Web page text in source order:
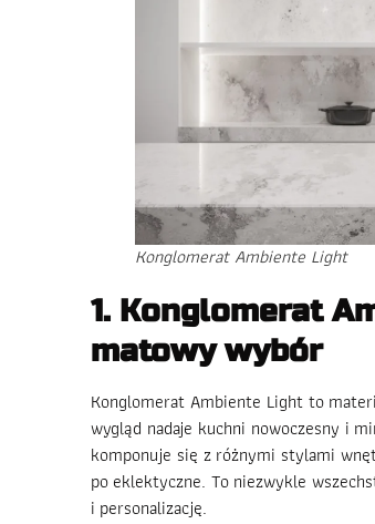
Konglomerat Ambiente Light
1. Konglomerat
matowy wybór
Konglomerat Ambiente Light to
wygląd nadaje kuchni nowoczesny i
komponuje się z różnymi stylami
po eklektyczne. To niezwykle
i personalizację.